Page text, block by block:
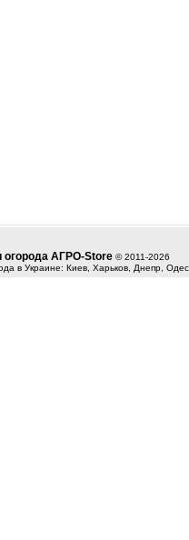
огорода АГРО-Store © 2011-2026
в Украине: Киев, Харьков, Днепр,